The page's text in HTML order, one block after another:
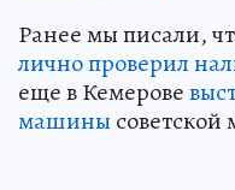
Ранее мы писали,
лично проверил
еще в Кемерове
машины